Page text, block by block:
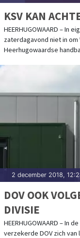
KSV KAN
HEERHUGOWAARD – In
zaterdagavond niet in om
Heerhugowaardse
2 december 2018,
DOV OOK
DIVISIE
HEERHUGOWAARD – In
verzekerde DOV zich